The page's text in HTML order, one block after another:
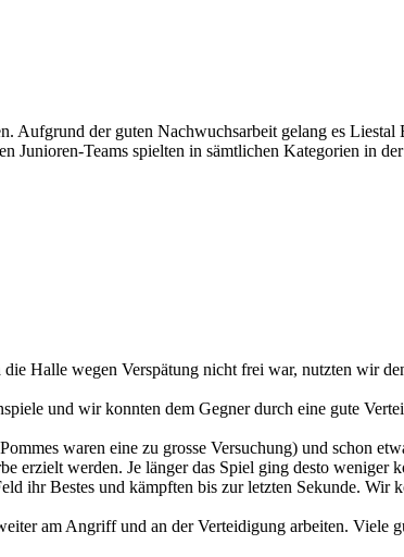
der guten Nachwuchsarbeit gelang es
Teams spielten in sämtlichen Kategorien in
Halle wegen Verspätung nicht frei war, nutzten wir
und wir konnten dem Gegner durch eine gute
waren eine zu grosse Versuchung) und schon
erzielt werden. Je länger das Spiel ging desto weniger
ihr Bestes und kämpften bis zur letzten Sekunde. Wir
am Angriff und an der Verteidigung arbeiten. Viele